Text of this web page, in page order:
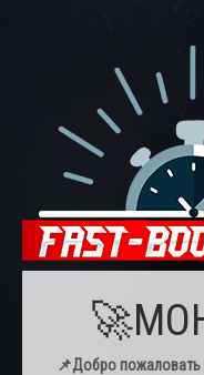
📌Добро пожаловать